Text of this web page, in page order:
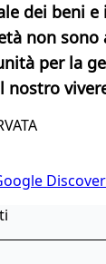
dei beni
non sono
per la
nostro